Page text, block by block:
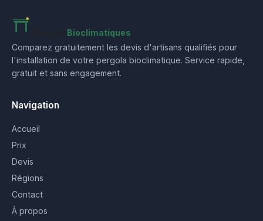
Bioclimatiques
Comparez gratuitement les devis d'artisans qualifiés pour
l'installation de votre pergola bioclimatique. Service rapide,
gratuit et sans engagement.
Navigation
Accueil
Prix
Devis
Régions
Contact
À propos